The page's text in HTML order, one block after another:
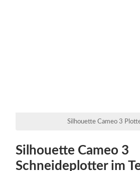
Silhouette Cameo 3
Silhouette Cameo 3
Schneideplotter im